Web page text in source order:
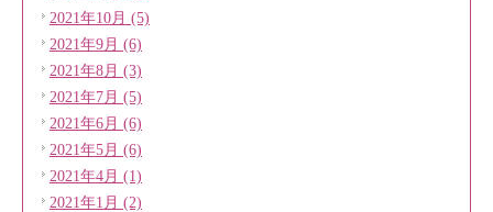
2021年10月 (5)
2021年9月 (6)
2021年8月 (3)
2021年7月 (5)
2021年6月 (6)
2021年5月 (6)
2021年4月 (1)
2021年1月 (2)